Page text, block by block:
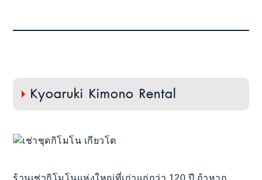
Kyoaruki Kimono Rental
ร้านเช่ากิโมโนแห่งใหญ่ที่เก่าแก่กว่า 120 ปี ถ้าหาก